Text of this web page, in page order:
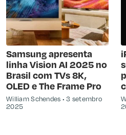
Samsung apresenta
linha Vision AI 2025 no
Brasil com TVs 8K,
OLED e The Frame Pro
William Schendes
3 setembro
2025